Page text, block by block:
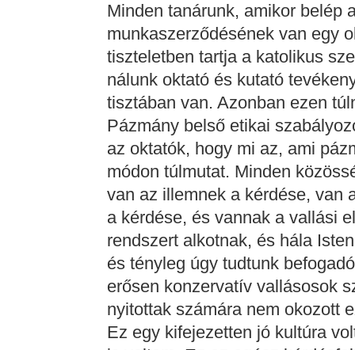
Minden tanárunk, amikor belép
munkaszerződésének van egy
tiszteletben tartja a katolikus
nálunk oktató és kutató
tisztában van. Azonban ezen
Pázmány belső etikai
az oktatók, hogy mi az, ami
módon túlmutat. Minden
van az illemnek a kérdése, van
a kérdése, és vannak a vallási
rendszert alkotnak, és hála
és tényleg úgy tudtunk
erősen konzervatív vallásosok
nyitottak számára nem okozott
Ez egy kifejezetten jó kultúra